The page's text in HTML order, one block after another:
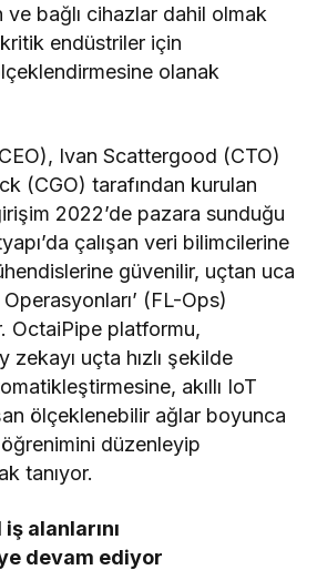
bağlı cihazlar dahil olmak
kritik endüstriler için
olanak
Ivan Scattergood (CTO)
(CGO) tarafından kurulan
2022’de pazara sunduğu
çalışan veri bilimcilerine
güvenilir, uçtan uca
(FL-Ops)
OctaiPipe platformu,
zekayı uçta hızlı şekilde
akıllı IoT
ölçeklenebilir ağlar boyunca
öğrenimini düzenleyip
tanıyor.
alanlarını
devam ediyor